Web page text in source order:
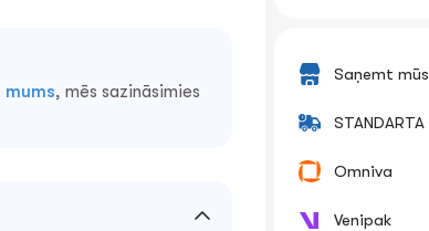
, mēs sazināsimies
Saņemt
Omniva
Venipak